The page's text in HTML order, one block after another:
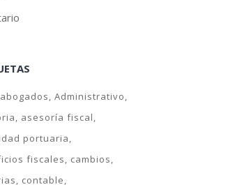
abogados Administrativo
asesoría fiscal
portuaria
fiscales
cambios
contable